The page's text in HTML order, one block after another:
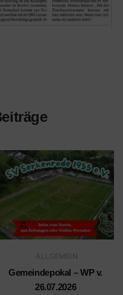
ALLGEMEIN
Gemeindepokal – WP v.
26.07.2026